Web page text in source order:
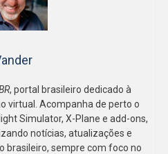
, portal brasileiro dedicado à
virtual. Acompanha de perto o
Simulator, X-Plane e add-ons,
notícias, atualizações e
brasileiro, sempre com foco no